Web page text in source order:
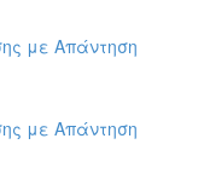
με Απάντηση
με Απάντηση